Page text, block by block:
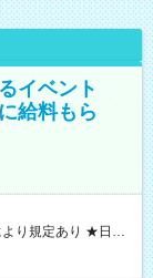
イベント
給料もら
お仕事後はコ
試